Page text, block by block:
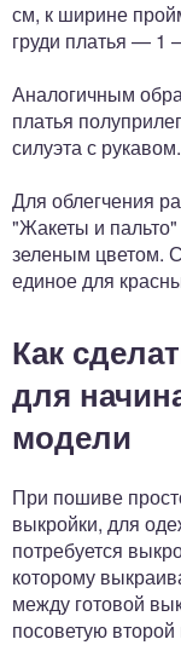
см, к ширине
груди платья — 1
Аналогичным
платья
силуэта с рукавом.
Для облегчения
"Жакеты и
зеленым цветом.
единое для
Как
для
модели
При пошиве
выкройки, для
потребуется
которому
между готовой
посоветую второй